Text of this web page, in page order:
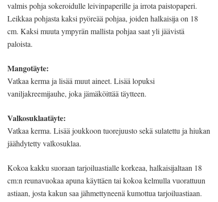
valmis pohja sokeroidulle leivinpaperille ja irrota paistopaperi.
Leikkaa pohjasta kaksi pyöreää pohjaa, joiden halkaisija on 18
cm. Kaksi muuta ympyrän mallista pohjaa saat yli jäävistä
paloista.
Mangotäyte:
Vatkaa kerma ja lisää muut aineet. Lisää lopuksi
vaniljakreemijauhe, joka jämäköittää täytteen.
Valkosuklaatäyte:
Vatkaa kerma. Lisää joukkoon tuorejuusto sekä sulatettu ja hiukan
jäähdytetty valkosuklaa.
Kokoa kakku suoraan tarjoiluastialle korkeaa, halkaisijaltaan 18
cm:n reunavuokaa apuna käyttäen tai kokoa kelmulla vuorattuun
astiaan, josta kakun saa jähmettyneenä kumottua tarjoiluastiaan.